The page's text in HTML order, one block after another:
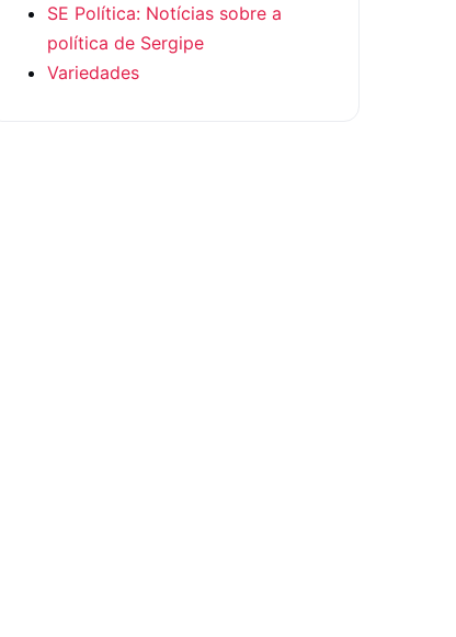
SE Política: Notícias sobre a
política de Sergipe
Variedades